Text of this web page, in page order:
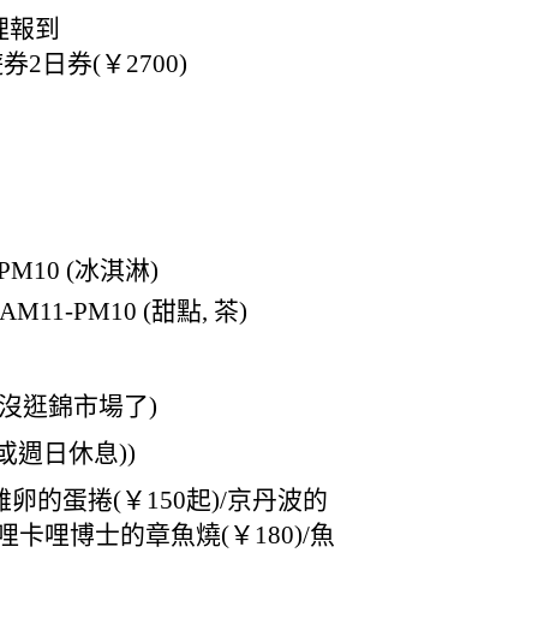
到
2日券(￥2700)
(冰淇淋)
PM10 (甜點, 茶)
逛錦市場了)
週日休息))
的蛋捲(￥150起)/京丹波的
卡哩博士的章魚燒(￥180)/魚